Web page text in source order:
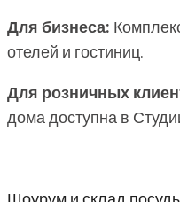
Для бизнеса:
отелей и гостиниц.
Для розничных
дома доступна в